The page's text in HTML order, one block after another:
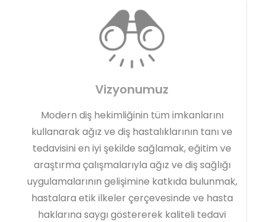
Vizyonumuz
Modern diş hekimliğinin tüm imkanlarını
kullanarak ağız ve diş hastalıklarının tanı ve
tedavisini en iyi şekilde sağlamak, eğitim ve
araştırma çalışmalarıyla ağız ve diş sağlığı
uygulamalarının gelişimine katkıda bulunmak,
hastalara etik ilkeler çerçevesinde ve hasta
haklarına saygı göstererek kaliteli tedavi